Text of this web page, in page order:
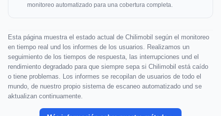
monitoreo automatizado para una cobertura completa.
Esta página muestra el estado actual de Chilimobil según el monitoreo
en tiempo real und los informes de los usuarios. Realizamos un
seguimiento de los tiempos de respuesta, las interrupciones und el
rendimiento degradado para que siempre sepa si Chilimobil está caído
o tiene problemas. Los informes se recopilan de usuarios de todo el
mundo, de nuestro propio sistema de escaneo automatizado und se
aktualizan continuamente.